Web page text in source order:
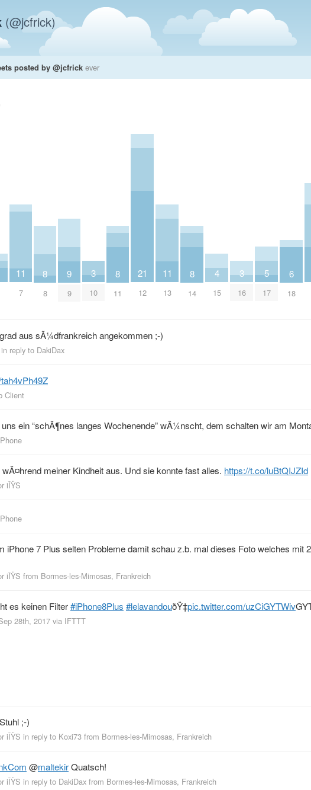
(@jcfrick)
posted by @jcfrick ever
11
7
8
8
9
9
3
10
8
11
21
12
11
13
8
14
4
15
3
16
5
17
6
18
aus sÃ¼dfrankreich angekommen ;-)
in reply to DakiDax
Client
ein “schÃ¶nes langes Wochenende” wÃ¼nscht, dem schalten wir am
meiner Kindheit aus. Und sie konnte fast alles. https://t.co/luBtQIJZId
iÎŸS
iPhone 7 Plus selten Probleme damit schau z.b. mal dieses Foto welches mit
iÎŸS from Bormes-les-Mimosas, Frankreich
es keinen Filter#iPhone8Plus #lelavandouðŸ‡pic.twitter.com/uzCiGYTWiv
28th, 2017 via IFTTT
;-)
iÎŸS in reply to Koxi73 from Bormes-les-Mimosas, Frankreich
@maltekirQuatsch!
iÎŸS in reply to DakiDax from Bormes-les-Mimosas, Frankreich